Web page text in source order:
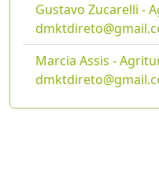
Gustavo Zucarelli -
Marcia Assis -